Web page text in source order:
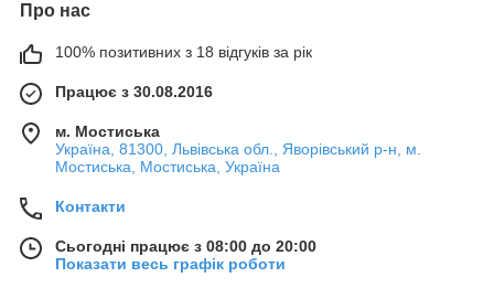
Про нас
100% позитивних з 18 відгуків за рік
Працює з 30.08.2016
м. Мостиська
Україна, 81300, Львівська обл., Яворівський р-н, м.
Мостиська, Мостиська, Україна
Контакти
Сьогодні працює з 08:00 до 20:00
Показати весь графік роботи